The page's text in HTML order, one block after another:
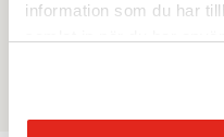
information som du har